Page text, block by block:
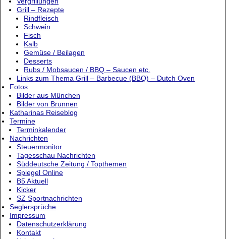
Grill – Rezepte
Rindfleisch
Schwein
Fisch
Kalb
Gemüse / Beilagen
Desserts
Rubs / Mobsaucen / BBQ – Saucen etc.
Links zum Thema Grill – Barbecue (BBQ) – Dutch Oven
Fotos
Bilder aus München
Bilder von Brunnen
Katharinas Reiseblog
Termine
Terminkalender
Nachrichten
Steuermonitor
Tagesschau Nachrichten
Süddeutsche Zeitung / Topthemen
Spiegel Online
B5 Aktuell
Kicker
SZ Sportnachrichten
Seglersprüche
Impressum
Datenschutzerklärung
Kontakt